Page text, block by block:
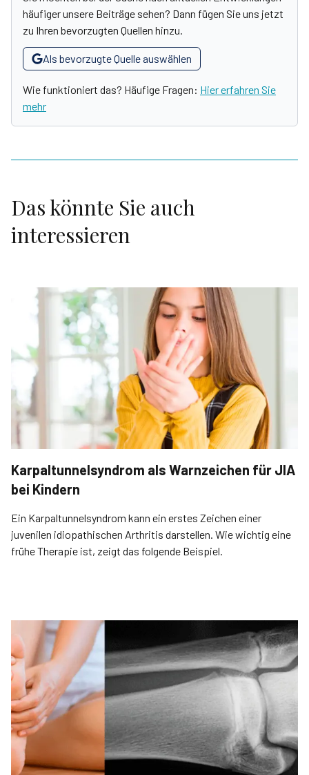
häufiger unsere Beiträge sehen? Dann fügen Sie uns jetzt
zu Ihren bevorzugten Quellen hinzu.
Als bevorzugte Quelle auswählen
Wie funktioniert das? Häufige Fragen: Hier erfahren Sie
mehr
Das könnte Sie auch
interessieren
Karpaltunnelsyndrom als Warnzeichen für JIA
bei Kindern
Ein Karpaltunnelsyndrom kann ein erstes Zeichen einer
juvenilen idiopathischen Arthritis darstellen. Wie wichtig eine
frühe Therapie ist, zeigt das folgende Beispiel.